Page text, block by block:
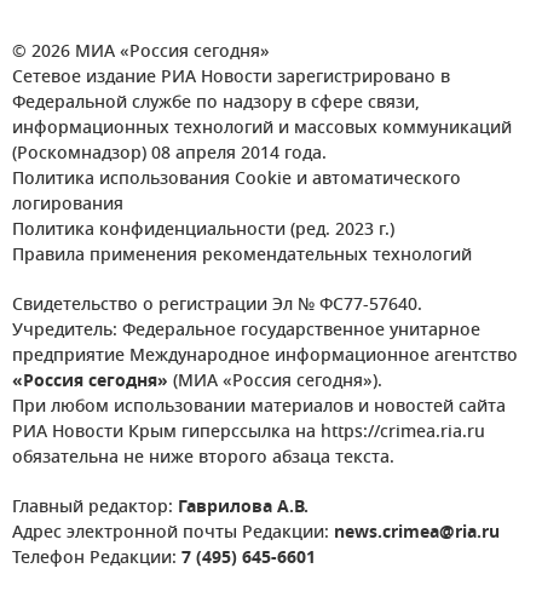
© 2026 МИА «Россия сегодня»
Сетевое издание РИА Новости зарегистрировано в
Федеральной службе по надзору в сфере связи,
информационных технологий и массовых коммуникаций
(Роскомнадзор) 08 апреля 2014 года.
Политика использования Cookie и автоматического
логирования
Политика конфиденциальности (ред. 2023 г.)
Правила применения рекомендательных технологий
Свидетельство о регистрации Эл № ФС77-57640.
Учредитель: Федеральное государственное унитарное
предприятие Международное информационное агентство
«Россия сегодня» (МИА «Россия сегодня»).
При любом использовании материалов и новостей сайта
РИА Новости Крым гиперссылка на https://crimea.ria.ru
обязательна не ниже второго абзаца текста.
Главный редактор: Гаврилова А.В.
Адрес электронной почты Редакции: news.crimea@ria.ru
Телефон Редакции: 7 (495) 645-6601